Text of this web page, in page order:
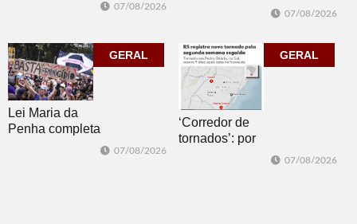
jogos
07/08/2026
corpo que cai”
07/08/2026
GERAL
Lei Maria da
Penha completa
07/08/2026
GERAL
‘Corredor de
tornados’: por
07/08/2026